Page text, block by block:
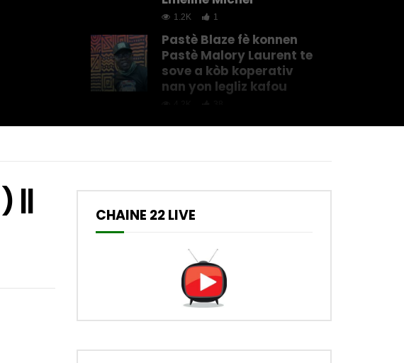
1.2K 1
Pastè Blaze fè konnen
Pastè Malory Laurent te
sove a kòb koperativ
nan yon legliz kafou
Dènye Pwojè PASTÈ
8.7K 180
Pastè Blaze anvi e vle
dwe yo etabli lòd ak
sekirite nan tout peyi a.
4.9K 53
CARAIBES CULTURE |
SAMEDI 17 AOUT 2024
||
CHAINE 22 LIVE